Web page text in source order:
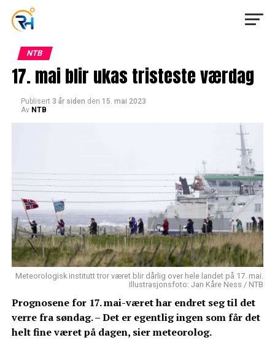
NTB
17. mai blir ukas tristeste værdag
Publisert 3 år siden den 15. mai 2023
Av NTB
Meteorologisk institutt tror været blir dårlig over hele landet på 17. mai.
Illustrasjonsfoto: Jan Kåre Ness / NTB
Prognosene for 17. mai-været har endret seg til det
verre fra søndag. – Det er egentlig ingen som får det
helt fine været på dagen, sier meteorolog.